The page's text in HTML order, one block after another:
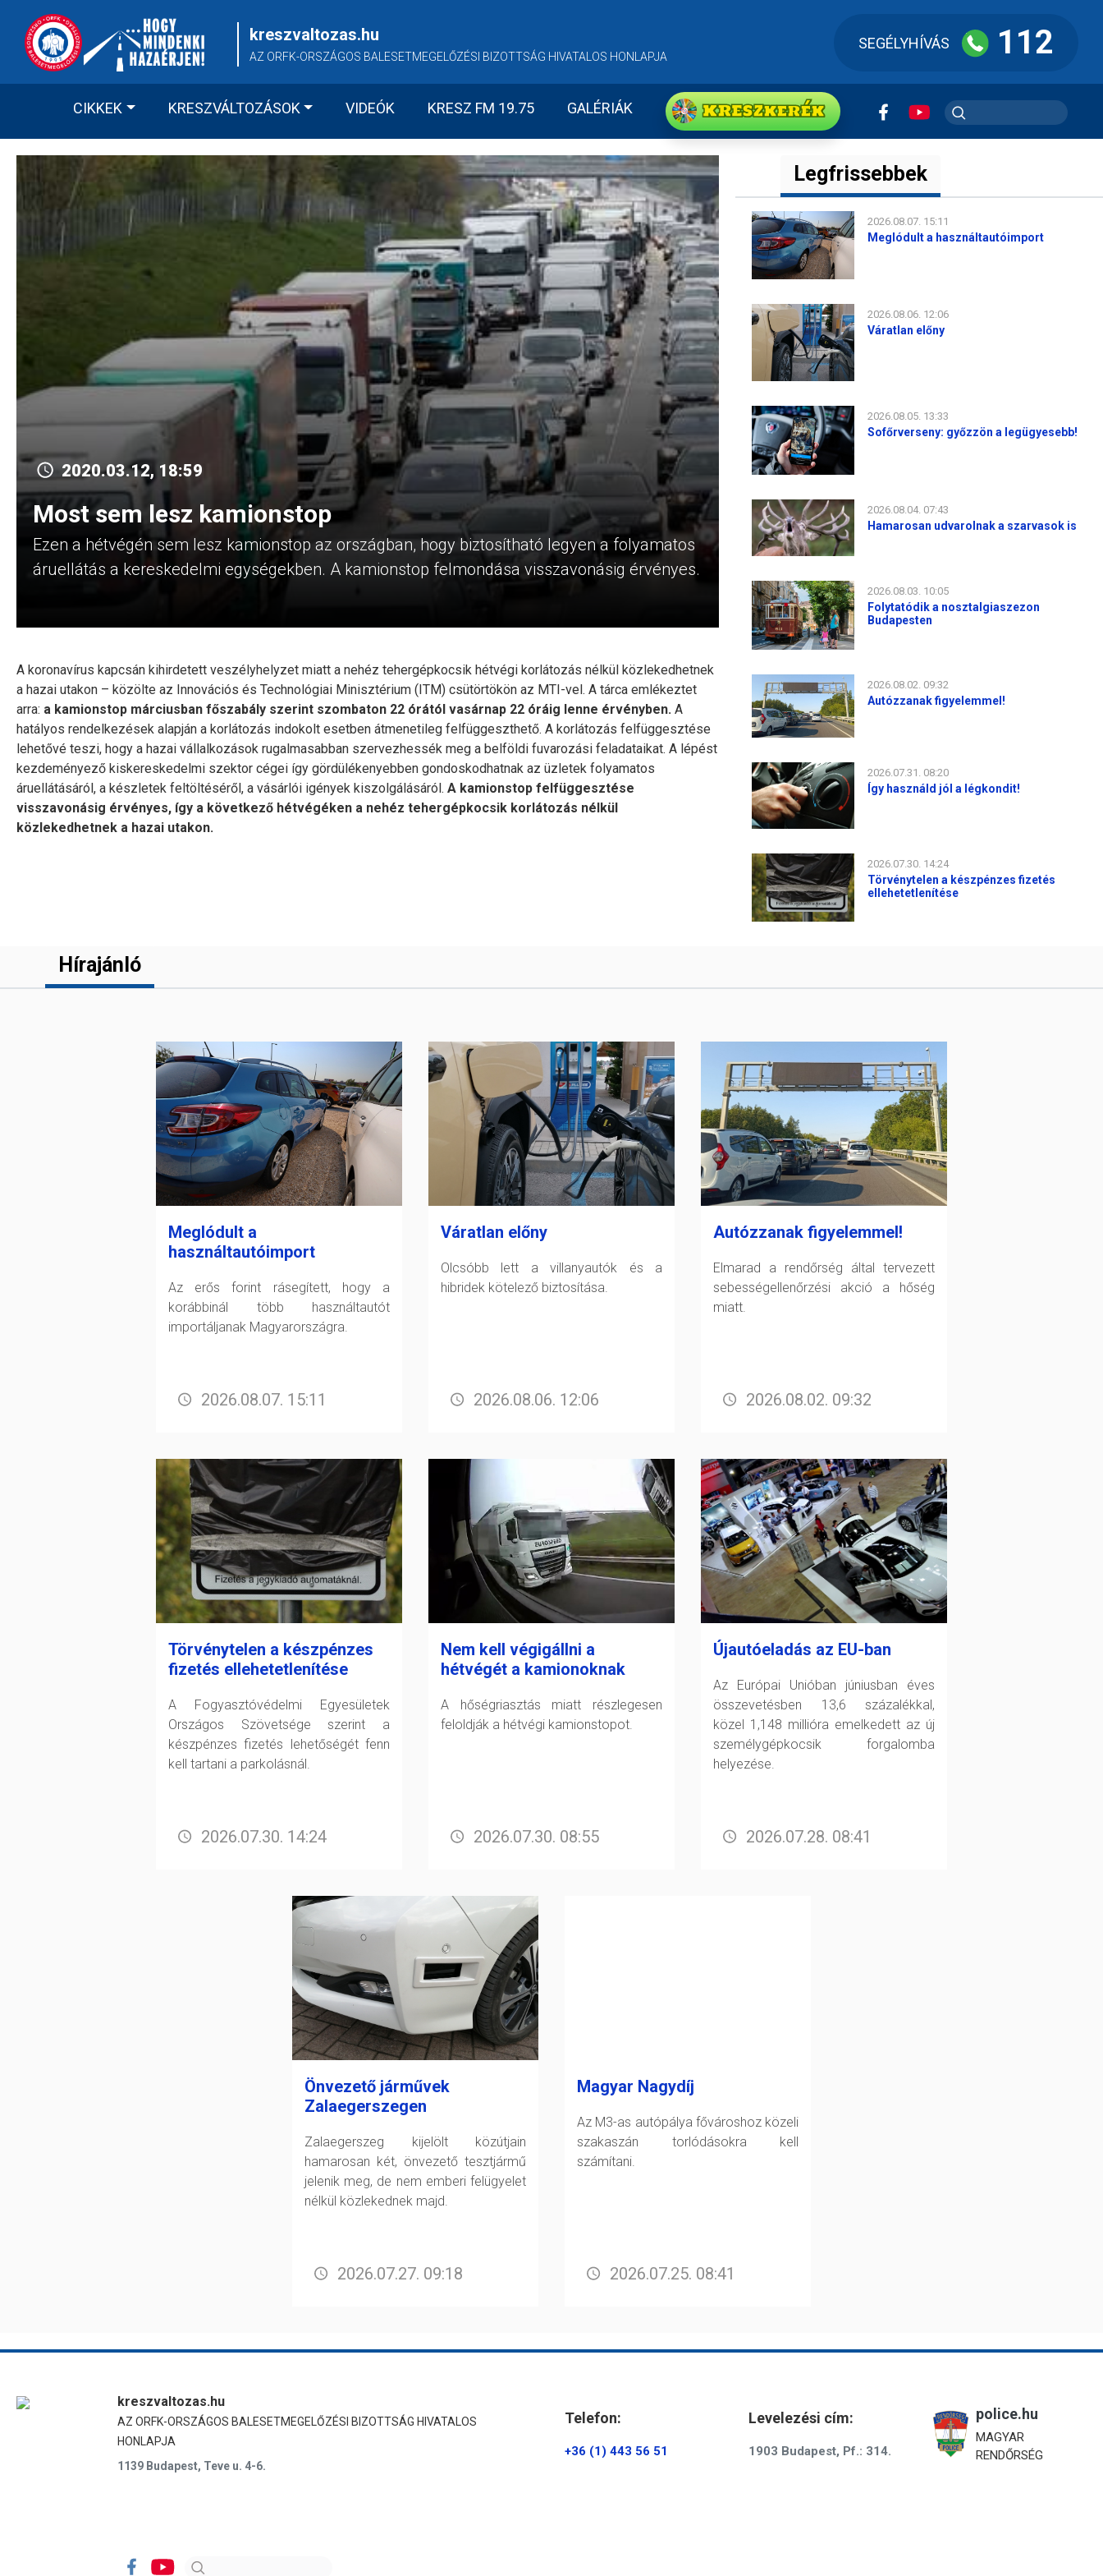
content
kreszvaltozas.hu
AZ ORFK-ORSZÁGOS BALESETMEGELŐZÉSI BIZOTTSÁG HIVATALOS HONLAPJA
SEGÉLYHÍVÁS 112
CIKKEK KRESZVÁLTOZÁSOK VIDEÓK KRESZ FM 19.75 GALÉRIÁK KRESZkerék
2020.03.12, 18:59
Most sem lesz kamionstop
Ezen a hétvégén sem lesz kamionstop az országban, hogy biztosítható legyen a folyamatos
áruellátás a kereskedelmi egységekben. A kamionstop felmondása visszavonásig érvényes.
A koronavírus kapcsán kihirdetett veszélyhelyzet miatt a nehéz tehergépkocsik hétvégi korlátozás nélkül közlekedhetnek
a hazai utakon – közölte az Innovációs és Technológiai Minisztérium (ITM) csütörtökön az MTI-vel. A tárca emlékeztet
arra: a kamionstop márciusban főszabály szerint szombaton 22 órától vasárnap 22 óráig lenne érvényben. A
hatályos rendelkezések alapján a korlátozás indokolt esetben átmenetileg felfüggeszthető. A korlátozás felfüggesztése
lehetővé teszi, hogy a hazai vállalkozások rugalmasabban szervezhessék meg a belföldi fuvarozási feladataikat. A lépést
kezdeményező kiskereskedelmi szektor cégei így gördülékenyebben gondoskodhatnak az üzletek folyamatos
áruellátásáról, a készletek feltöltéséről, a vásárlói igények kiszolgálásáról. A kamionstop felfüggesztése
visszavonásig érvényes, így a következő hétvégéken a nehéz tehergépkocsik korlátozás nélkül
közlekedhetnek a hazai utakon.
Legfrissebbek
2026.08.07. 15:11
Meglódult a használtautóimport
2026.08.06. 12:06
Váratlan előny
2026.08.05. 13:33
Sofőrverseny: győzzön a legügyesebb!
2026.08.04. 07:43
Hamarosan udvarolnak a szarvasok is
2026.08.03. 10:05
Folytatódik a nosztalgiaszezon
Budapesten
2026.08.02. 09:32
Autózzanak figyelemmel!
2026.07.31. 08:20
Így használd jól a légkondit!
2026.07.30. 14:24
Törvénytelen a készpénzes fizetés
ellehetetlenítése
Hírajánló
Meglódult a
használtautóimport
Az erős forint rásegített, hogy a
korábbinál több használtautót
importáljanak Magyarországra.
2026.08.07. 15:11
Váratlan előny
Olcsóbb lett a villanyautók és a
hibridek kötelező biztosítása.
2026.08.06. 12:06
Autózzanak figyelemmel!
Elmarad a rendőrség által tervezett
sebességellenőrzési akció a hőség
miatt.
2026.08.02. 09:32
Törvénytelen a készpénzes
fizetés ellehetetlenítése
A Fogyasztóvédelmi Egyesületek
Országos Szövetsége szerint a
készpénzes fizetés lehetőségét fenn
kell tartani a parkolásnál.
2026.07.30. 14:24
Nem kell végigállni a
hétvégét a kamionoknak
A hőségriasztás miatt részlegesen
feloldják a hétvégi kamionstopot.
2026.07.30. 08:55
Újautóeladás az EU-ban
Az Európai Unióban júniusban éves
összevetésben 13,6 százalékkal,
közel 1,148 millióra emelkedett az új
személygépkocsik forgalomba
helyezése.
2026.07.28. 08:41
Önvezető járművek
Zalaegerszegen
Zalaegerszeg kijelölt közútjain
hamarosan két, önvezető tesztjármű
jelenik meg, de nem emberi felügyelet
nélkül közlekednek majd.
2026.07.27. 09:18
Magyar Nagydíj
Az M3-as autópálya fővároshoz közeli
szakaszán torlódásokra kell
számítani.
2026.07.25. 08:41
kreszvaltozas.hu
AZ ORFK-ORSZÁGOS BALESETMEGELŐZÉSI BIZOTTSÁG HIVATALOS
HONLAPJA
1139 Budapest, Teve u. 4-6.
Telefon:
+36 (1) 443 56 51
Levelezési cím:
1903 Budapest, Pf.: 314.
police.hu
MAGYAR
RENDŐRSÉG